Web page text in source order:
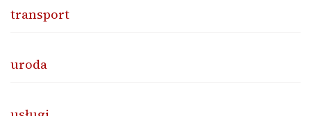
transport
uroda